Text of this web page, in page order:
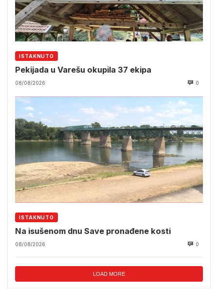
ISTAKNUTO
Pekijada u Varešu okupila 37 ekipa
08/08/2026 0
ISTAKNUTO
Na isušenom dnu Save pronađene kosti
08/08/2026 0
LOAD MORE